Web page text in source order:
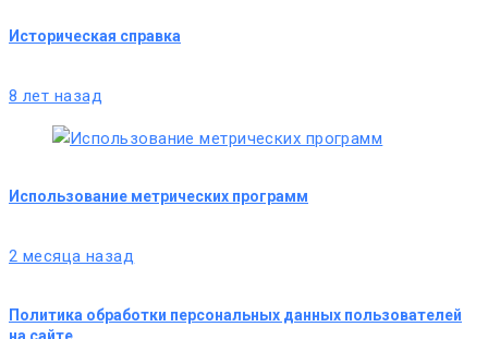
Историческая справка
8 лет назад
Использование метрических программ
2 месяца назад
Политика обработки персональных данных пользователей
на сайте